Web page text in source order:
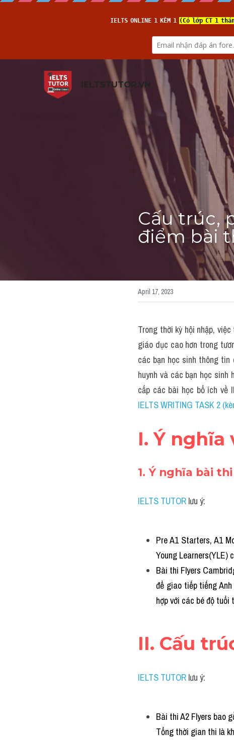
IELTSTUTOR.VN
Cấu trúc,
điểm bài
April 17, 2023
Trong thời kỳ hội nhập,
giáo dục cao hơn trong
các bạn học sinh thông tin
huynh và các bạn học
cấp các bài học bổ ích về
IELTS WRITING TASK 2
I. Ý nghĩa
1. Ý nghĩa bài thi
IELTS TUTOR lưu ý:
Pre A1 Starters, A1
Young Learners(YLE)
Bài thi Flyers
để giao tiếp tiếng
hợp với các bé độ tuổi
II. Cấu
IELTS TUTOR lưu ý:
Bài thi A2 Flyers bao
Tổng thời gian thi là